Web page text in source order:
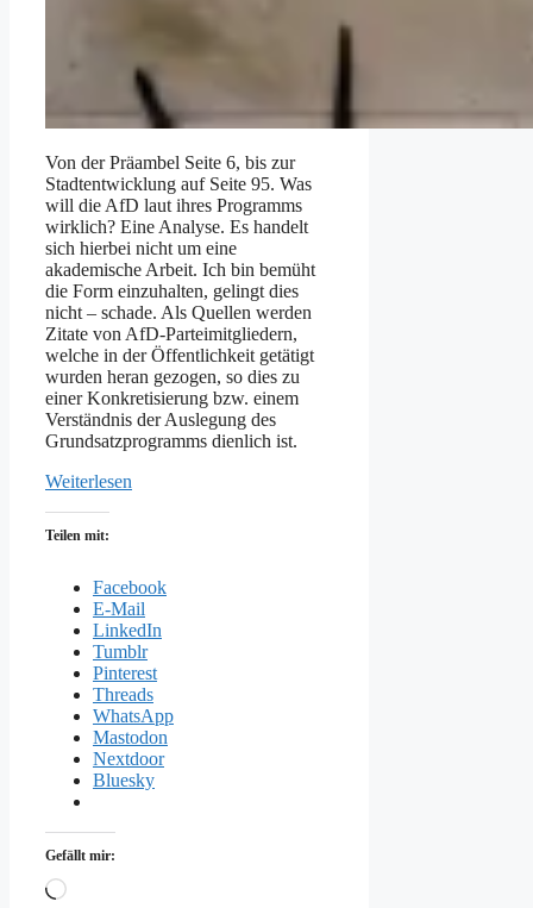
Von der Präambel Seite 6, bis zur
Stadtentwicklung auf Seite 95. Was
will die AfD laut ihres Programms
wirklich? Eine Analyse. Es handelt
sich hierbei nicht um eine
akademische Arbeit. Ich bin bemüht
die Form einzuhalten, gelingt dies
nicht – schade. Als Quellen werden
Zitate von AfD-Parteimitgliedern,
welche in der Öffentlichkeit getätigt
wurden heran gezogen, so dies zu
einer Konkretisierung bzw. einem
Verständnis der Auslegung des
Grundsatzprogramms dienlich ist.
Weiterlesen
Teilen mit:
Facebook
E-Mail
LinkedIn
Tumblr
Pinterest
Threads
WhatsApp
Mastodon
Nextdoor
Bluesky
Gefällt mir:
Wird